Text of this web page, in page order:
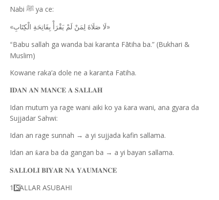
Nabi ﷺ ya ce:
«لَا صَلَاةَ لِمَنْ لَمْ يَقْرَأْ بِفَاتِحَةِ الْكِتَابِ»
“Babu sallah ga wanda bai karanta Fātiha ba.” (Bukhari &
Muslim)
Kowane raka’a dole ne a karanta Fatiha.
𝐈𝐃𝐀𝐍 𝐀𝐍 𝐌𝐀𝐍𝐂𝐄 𝐀 𝐒𝐀𝐋𝐋𝐀𝐇
Idan mutum ya rage wani aiki ko ya ƙara wani, ana gyara da
Sujjadar Sahwi:
Idan an rage sunnah → a yi sujjada kafin sallama.
Idan an ƙara ba da gangan ba → a yi bayan sallama.
𝐒𝐀𝐋𝐋𝐎𝐋𝐈 𝐁𝐈𝐘𝐀𝐑 𝐍𝐀 𝐘𝐀𝐔𝐌𝐀𝐍𝐂𝐄
1️SALLAR ASUBAHI